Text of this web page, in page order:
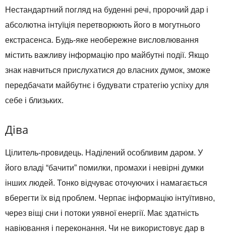
Нестандартний погляд на буденні речі, пророчий дар і
абсолютна інтуїція перетворюють його в могутнього
екстрасенса. Будь-яке необережне висловлювання
містить важливу інформацію про майбутні події. Якщо
знак навчиться прислухатися до власних думок, зможе
передбачати майбутнє і будувати стратегію успіху для
себе і близьких.
Діва
Цілитель-провидець. Наділений особливим даром. У
його владі “бачити” помилки, промахи і невірні думки
інших людей. Тонко відчуває оточуючих і намагається
вберегти їх від проблем. Черпає інформацію інтуїтивно,
через віщі сни і потоки уявної енергії. Має здатність
навіювання і переконання. Чи не використовує дар в